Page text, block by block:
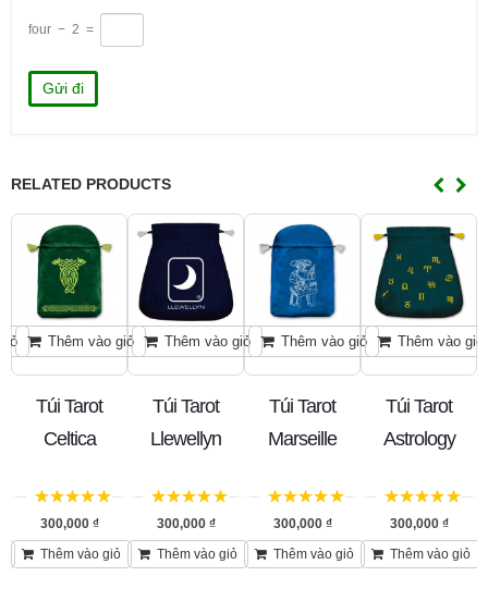
four − 2 =
RELATED PRODUCTS
Thêm vào giỏ
Túi Tarot
Celtica
trên 5
300,000 ₫
Thêm vào giỏ
Thêm vào giỏ
Túi Tarot
Llewellyn
trên 5
300,000 ₫
Thêm vào giỏ
Thêm vào giỏ
Túi Tarot
Marseille
trên 5
300,000 ₫
Thêm vào giỏ
Thêm vào giỏ
Túi Tarot
Astrology
trên 5
300,000 ₫
Thêm vào giỏ